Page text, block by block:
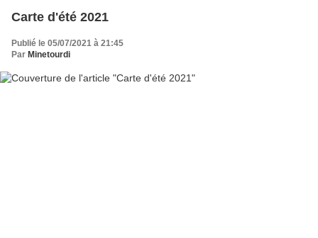
Carte d'été 2021
Publié le 05/07/2021 à 21:45
Par Minetourdi